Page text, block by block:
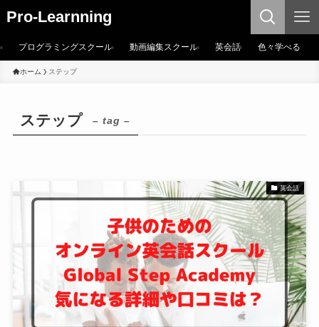
Pro-Learnning
プログラミングスクール 動画編集スクール 英会話 色々学べる
ホーム ステップ
ステップ – tag –
英会話